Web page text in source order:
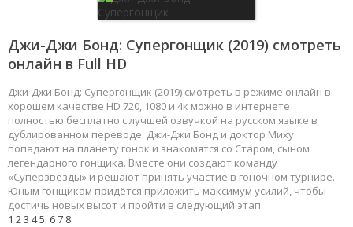
Джи-Джи Бонд: Супергонщик (2019) смотреть
онлайн в Full HD
Джи-Джи Бонд: Супергонщик (2019) смотреть в режиме онлайн в
хорошем качестве HD 720, 1080 и 4к можно в интернете
полностью бесплатно с лучшей озвучкой на русском языке в
дублированном переводе. Джи-Джи Бонд и доктор Миху
попадают на планету гонок и знакомятся со Старом, сыном
легендарного гонщика. Вместе они создают команду
«Суперзвёзды» и решают принять участие в гоночном турнире.
Юным гонщикам придётся приложить максимум усилий, чтобы
достичь новых высот и пройти в следующий этап.
1 23 45 67 8